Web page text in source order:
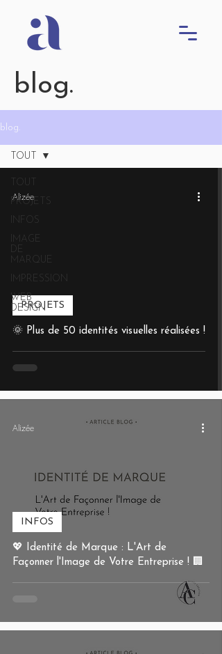
blog.
blog.
PROJETS
INFOS
IMAGE
MARQUE
IMPRESSION
WEB
DESIGN
TOUT
🌞 Plus de 50 identités visuelles réalisées !
PROJETS
Alizée
💖 Identité de Marque : L'Art de
Façonner l'Image de Votre Entreprise ! 🏢
INFOS
Alizée